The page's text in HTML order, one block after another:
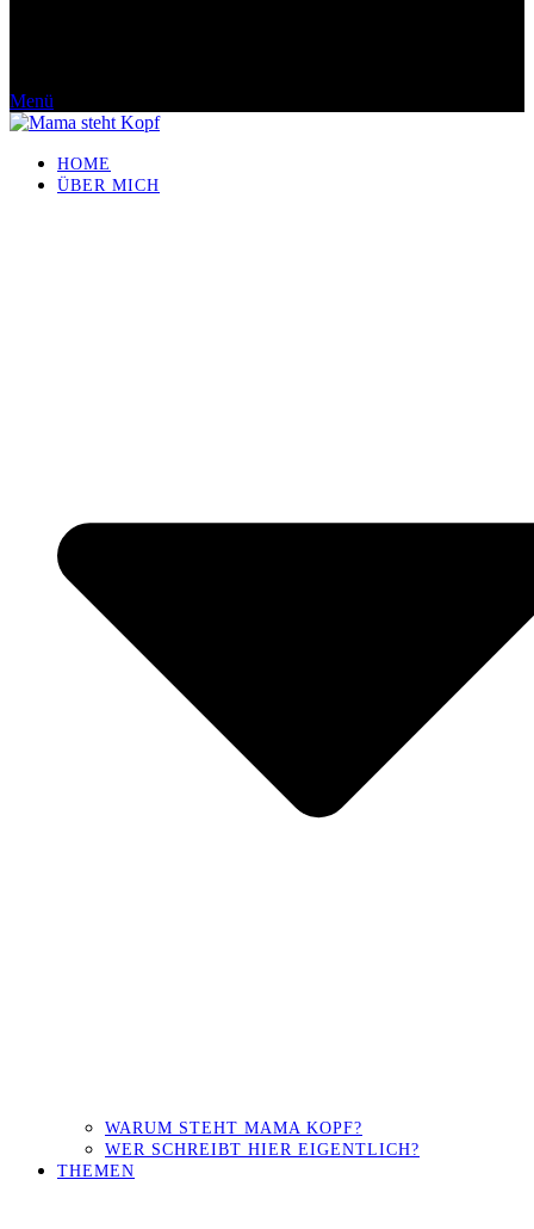
Menü
HOME
ÜBER MICH
WARUM STEHT MAMA KOPF?
WER SCHREIBT HIER EIGENTLICH?
THEMEN